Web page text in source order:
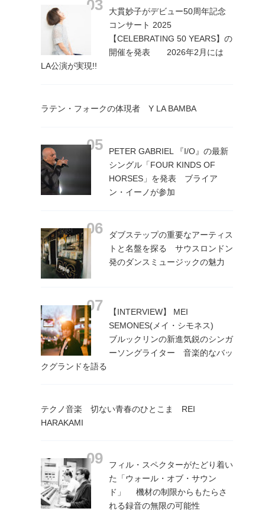
大貫妙子がデビュー50周年記念
コンサート 2025
【CELEBRATING 50 YEARS】の
開催を発表 2026年2月には
LA公演が実現!!
ラテン・フォークの体現者 Y LA BAMBA
PETER GABRIEL 『I/O』の最新
シングル「FOUR KINDS OF
HORSES」を発表 ブライア
ン・イーノが参加
ダブステップの重要なアーティス
トと名盤を探る サウスロンドン
発のダンスミュージックの魅力
【INTERVIEW】 MEI
SEMONES(メイ・シモネス)
ブルックリンの新進気鋭のシンガ
ーソングライター 音楽的なバッ
クグランドを語る
テクノ音楽 切ない青春のひとこま REI
HARAKAMI
フィル・スペクターがたどり着い
た「ウォール・オブ・サウン
ド」 機材の制限からもたらさ
れる録音の無限の可能性